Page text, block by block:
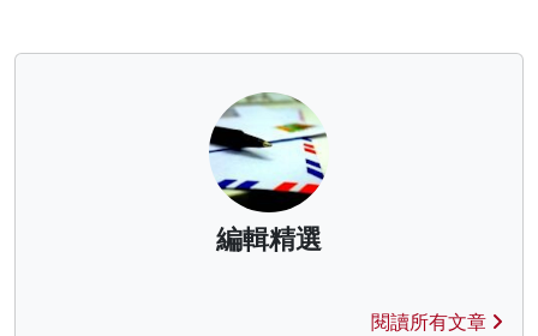
編輯精選
閱讀所有文章